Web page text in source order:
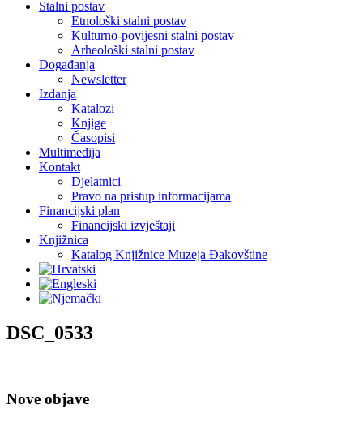
Stalni postav
Etnološki stalni postav
Kulturno-povijesni stalni postav
Arheološki stalni postav
Događanja
Newsletter
Izdanja
Katalozi
Knjige
Časopisi
Multimedija
Kontakt
Djelatnici
Pravo na pristup informacijama
Financijski plan
Financijski izvještaji
Knjižnica
Katalog Knjižnice Muzeja Đakovštine
DSC_0533
Nove objave